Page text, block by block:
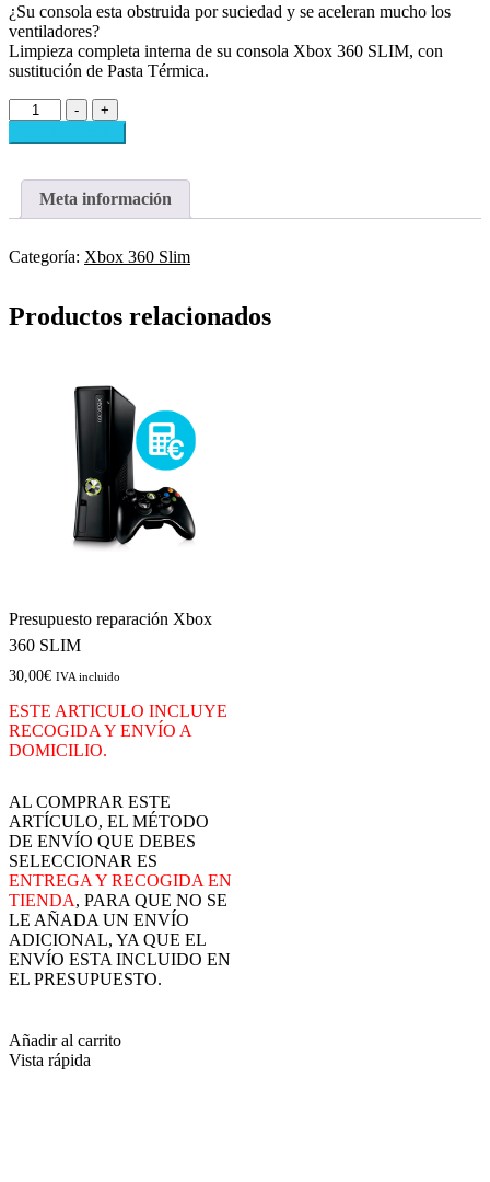
¿Su consola esta obstruida por suciedad y se aceleran mucho los
ventiladores?
Limpieza completa interna de su consola Xbox 360 SLIM, con
sustitución de Pasta Térmica.
-
Limpieza
interna
y
de
pasta
térmica
360
cantidad
+
Meta información
Categoría: Xbox 360 Slim
Productos relacionados
Presupuesto reparación Xbox
360 SLIM
30,00€ IVA incluido
ESTE ARTICULO INCLUYE
RECOGIDA Y ENVÍO A
DOMICILIO.
AL COMPRAR ESTE
ARTÍCULO, EL MÉTODO
DE ENVÍO QUE DEBES
SELECCIONAR ES
ENTREGA Y RECOGIDA EN
TIENDA, PARA QUE NO SE
LE AÑADA UN ENVÍO
ADICIONAL, YA QUE EL
ENVÍO ESTA INCLUIDO EN
EL PRESUPUESTO.
Añadir al carrito
Vista rápida